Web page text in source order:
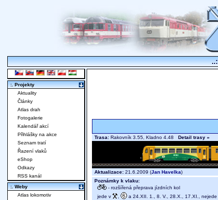
Trasa: Rakovník 3.55, Kladno 4.48 Detail trasy »
Aktualizace: 21.6.2009 (Jan Havelka)
Poznámky k vlaku:
- rozšířená přeprava jízdních kol
jede v
a 24.XII. 1., 8. V., 28.X., 17.XI.,
:. Projekty
Aktuality
Články
Atlas drah
Fotogalerie
Kalendář akcí
Přihlášky na akce
Seznam tratí
Řazení vlaků
eShop
Odkazy
RSS kanál
:. Weby
Atlas lokomotiv